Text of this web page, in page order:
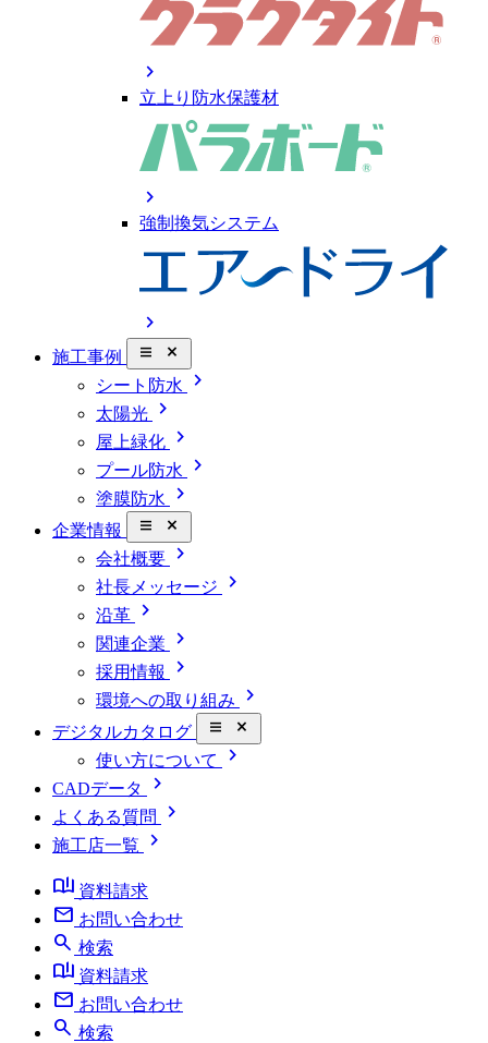
chevron_right
立上り防水保護材
chevron_right
強制換気システム
chevron_right
施工事例 close_small
シート防水 chevron_right
太陽光 chevron_right
屋上緑化 chevron_right
プール防水 chevron_right
塗膜防水 chevron_right
企業情報 close_small
会社概要 chevron_right
社長メッセージ chevron_right
沿革 chevron_right
関連企業 chevron_right
採用情報 chevron_right
環境への取り組み chevron_right
デジタルカタログ close_small
使い方について chevron_right
CADデータ chevron_right
よくある質問 chevron_right
施工店一覧
chevron_right
book_ribbon 資料請求
mail お問い合わせ
search 検索
book_ribbon 資料請求
mail お問い合わせ
search 検索